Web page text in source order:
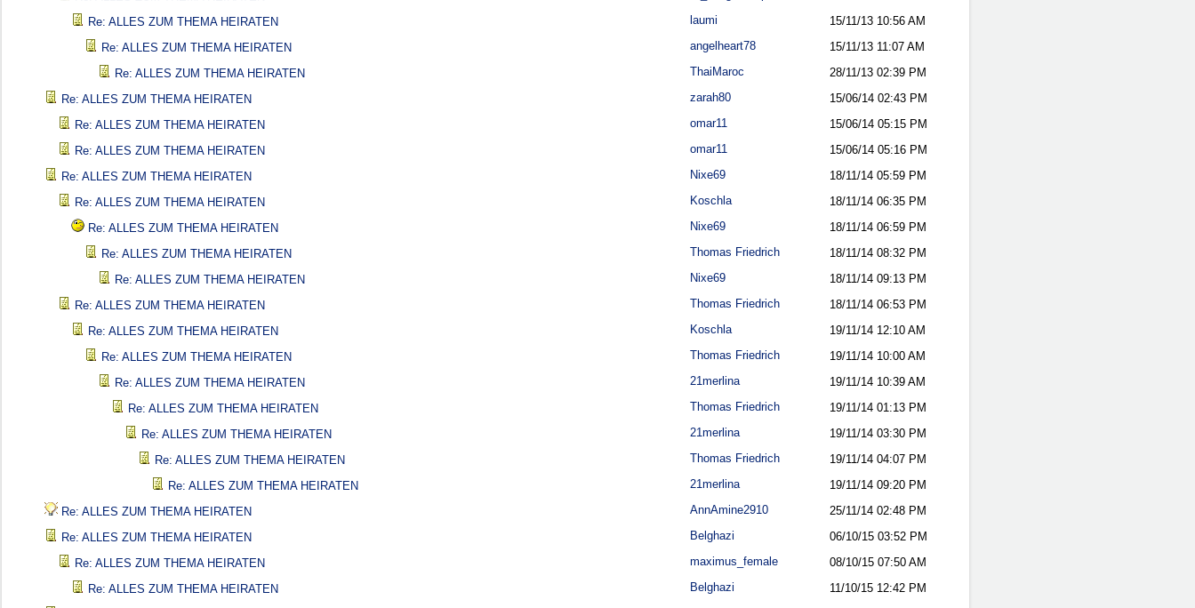
Re: ALLES ZUM THEMA HEIRATEN
laumi 15/11/13 10:56 AM
Re: ALLES ZUM THEMA HEIRATEN
angelheart78 15/11/13 11:07 AM
Re: ALLES ZUM THEMA HEIRATEN
ThaiMaroc 28/11/13 02:39 PM
Re: ALLES ZUM THEMA HEIRATEN
zarah80 15/06/14 02:43 PM
Re: ALLES ZUM THEMA HEIRATEN
omar11 15/06/14 05:15 PM
Re: ALLES ZUM THEMA HEIRATEN
omar11 15/06/14 05:16 PM
Re: ALLES ZUM THEMA HEIRATEN
Nixe69 18/11/14 05:59 PM
Re: ALLES ZUM THEMA HEIRATEN
Koschla 18/11/14 06:35 PM
Re: ALLES ZUM THEMA HEIRATEN
Nixe69 18/11/14 06:59 PM
Re: ALLES ZUM THEMA HEIRATEN
Thomas Friedrich 18/11/14 08:32 PM
Re: ALLES ZUM THEMA HEIRATEN
Nixe69 18/11/14 09:13 PM
Re: ALLES ZUM THEMA HEIRATEN
Thomas Friedrich 18/11/14 06:53 PM
Re: ALLES ZUM THEMA HEIRATEN
Koschla 19/11/14 12:10 AM
Re: ALLES ZUM THEMA HEIRATEN
Thomas Friedrich 19/11/14 10:00 AM
Re: ALLES ZUM THEMA HEIRATEN
21merlina 19/11/14 10:39 AM
Re: ALLES ZUM THEMA HEIRATEN
Thomas Friedrich 19/11/14 01:13 PM
Re: ALLES ZUM THEMA HEIRATEN
21merlina 19/11/14 03:30 PM
Re: ALLES ZUM THEMA HEIRATEN
Thomas Friedrich 19/11/14 04:07 PM
Re: ALLES ZUM THEMA HEIRATEN
21merlina 19/11/14 09:20 PM
Re: ALLES ZUM THEMA HEIRATEN
AnnAmine2910 25/11/14 02:48 PM
Re: ALLES ZUM THEMA HEIRATEN
Belghazi 06/10/15 03:52 PM
Re: ALLES ZUM THEMA HEIRATEN
maximus_female 08/10/15 07:50 AM
Re: ALLES ZUM THEMA HEIRATEN
Belghazi 11/10/15 12:42 PM